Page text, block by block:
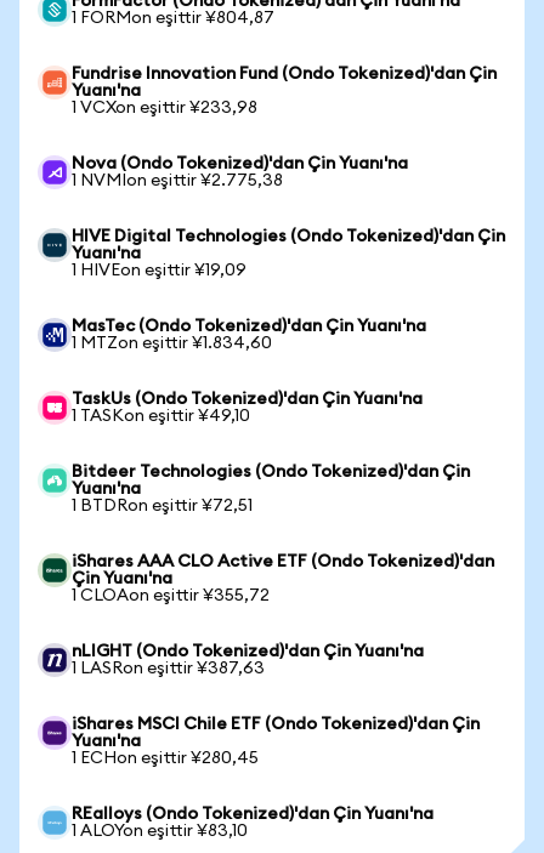
1 FORMon eşittir ¥804,87
Fundrise Innovation Fund (Ondo Tokenized)'dan Çin
Yuanı'na
1 VCXon eşittir ¥233,98
Nova (Ondo Tokenized)'dan Çin Yuanı'na
1 NVMIon eşittir ¥2.775,38
HIVE Digital Technologies (Ondo Tokenized)'dan Çin
Yuanı'na
1 HIVEon eşittir ¥19,09
MasTec (Ondo Tokenized)'dan Çin Yuanı'na
1 MTZon eşittir ¥1.834,60
TaskUs (Ondo Tokenized)'dan Çin Yuanı'na
1 TASKon eşittir ¥49,10
Bitdeer Technologies (Ondo Tokenized)'dan Çin
Yuanı'na
1 BTDRon eşittir ¥72,51
iShares AAA CLO Active ETF (Ondo Tokenized)'dan
Çin Yuanı'na
1 CLOAon eşittir ¥355,72
nLIGHT (Ondo Tokenized)'dan Çin Yuanı'na
1 LASRon eşittir ¥387,63
iShares MSCI Chile ETF (Ondo Tokenized)'dan Çin
Yuanı'na
1 ECHon eşittir ¥280,45
REalloys (Ondo Tokenized)'dan Çin Yuanı'na
1 ALOYon eşittir ¥83,10